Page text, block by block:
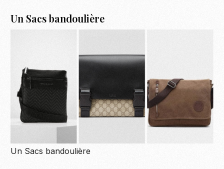
Un Sacs bandoulière
Un Sacs bandoulière